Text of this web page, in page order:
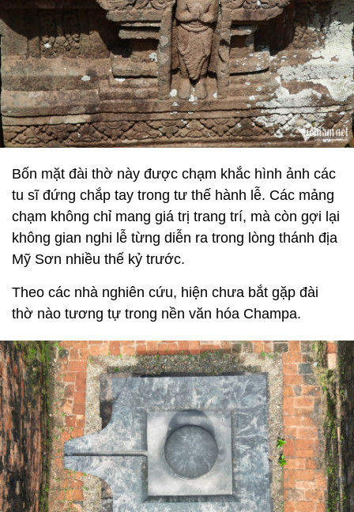
Bốn mặt đài thờ này được chạm khắc hình ảnh các
tu sĩ đứng chắp tay trong tư thế hành lễ. Các mảng
chạm không chỉ mang giá trị trang trí, mà còn gợi lại
không gian nghi lễ từng diễn ra trong lòng thánh địa
Mỹ Sơn nhiều thế kỷ trước.
Theo các nhà nghiên cứu, hiện chưa bắt gặp đài
thờ nào tương tự trong nền văn hóa Champa.